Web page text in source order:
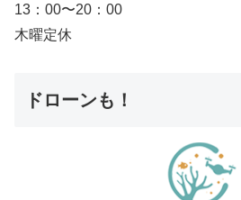
13：00〜20：00
木曜定休
ドローンも！